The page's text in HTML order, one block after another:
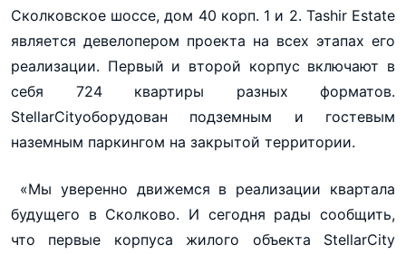
Сколковское шоссе, дом 40 корп. 1 и 2. Tashir Estate
является девелопером проекта на всех этапах его
реализации. Первый и второй корпус включают в
себя 724 квартиры разных форматов.
StellarCityоборудован подземным и гостевым
наземным паркингом на закрытой территории.
«Мы уверенно движемся в реализации квартала
будущего в Сколково. И сегодня рады сообщить,
что первые корпуса жилого объекта StellarCity